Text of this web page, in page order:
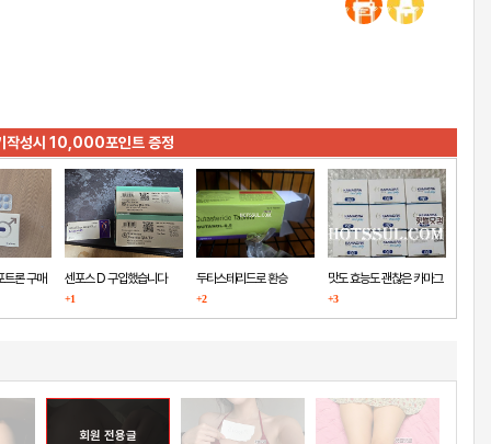
작성시 10,000포인트 증정
트론 구매
센포스 D 구입했습니다
+1
두타스테리드로 환승
+2
맛도 효능도 괜찮은 카마그
라
+3
회원 전용글